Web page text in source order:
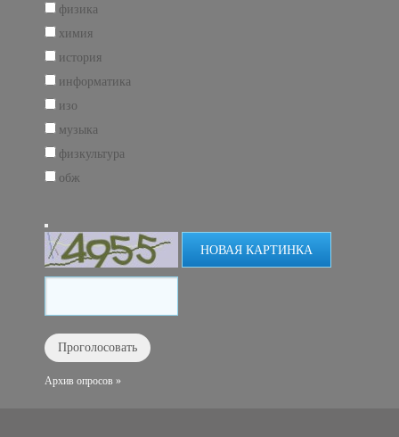
физика
химия
история
информатика
изо
музыка
физкультура
обж
НОВАЯ КАРТИНКА
Архив опросов »